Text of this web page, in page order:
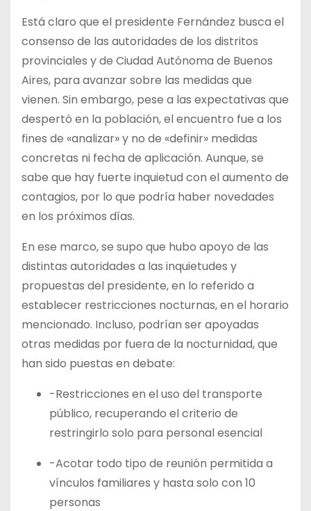
Está claro que el presidente Fernández busca el
consenso de las autoridades de los distritos
provinciales y de Ciudad Autónoma de Buenos
Aires, para avanzar sobre las medidas que
vienen. Sin embargo, pese a las expectativas que
despertó en la población, el encuentro fue a los
fines de «analizar» y no de «definir» medidas
concretas ni fecha de aplicación. Aunque, se
sabe que hay fuerte inquietud con el aumento de
contagios, por lo que podría haber novedades
en los próximos días.
En ese marco, se supo que hubo apoyo de las
distintas autoridades a las inquietudes y
propuestas del presidente, en lo referido a
establecer restricciones nocturnas, en el horario
mencionado. Incluso, podrían ser apoyadas
otras medidas por fuera de la nocturnidad, que
han sido puestas en debate:
-Restricciones en el uso del transporte
público, recuperando el criterio de
restringirlo solo para personal esencial
-Acotar todo tipo de reunión permitida a
vínculos familiares y hasta solo con 10
personas